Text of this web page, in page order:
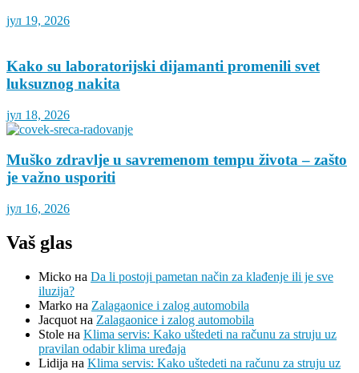
јул 19, 2026
Kako su laboratorijski dijamanti promenili svet
luksuznog nakita
јул 18, 2026
Muško zdravlje u savremenom tempu života – zašto
je važno usporiti
јул 16, 2026
Vaš glas
Micko на Da li postoji pametan način za klađenje ili je sve
iluzija?
Marko на Zalagaonice i zalog automobila
Jacquot на Zalagaonice i zalog automobila
Stole на Klima servis: Kako uštedeti na računu za struju uz
pravilan odabir klima uređaja
Lidija на Klima servis: Kako uštedeti na računu za struju uz